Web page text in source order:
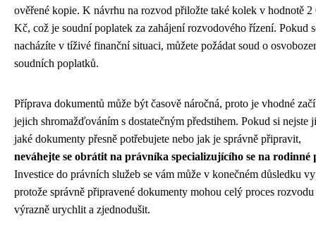
ověřené kopie. K návrhu na rozvod přiložte také kolek v hodnotě 2
Kč, což je soudní poplatek za zahájení rozvodového řízení. Pokud
nacházíte v tíživé finanční situaci, můžete požádat soud o
soudních poplatků.
Příprava dokumentů může být časově náročná, proto je vhodné
jejich shromažďováním s dostatečným předstihem. Pokud si nejste
jaké dokumenty přesně potřebujete nebo jak je správně připravit,
neváhejte se obrátit na právníka specializujícího se na rodinné
Investice do právních služeb se vám může v konečném důsledku
protože správně připravené dokumenty mohou celý proces rozvodu
výrazně urychlit a zjednodušit.